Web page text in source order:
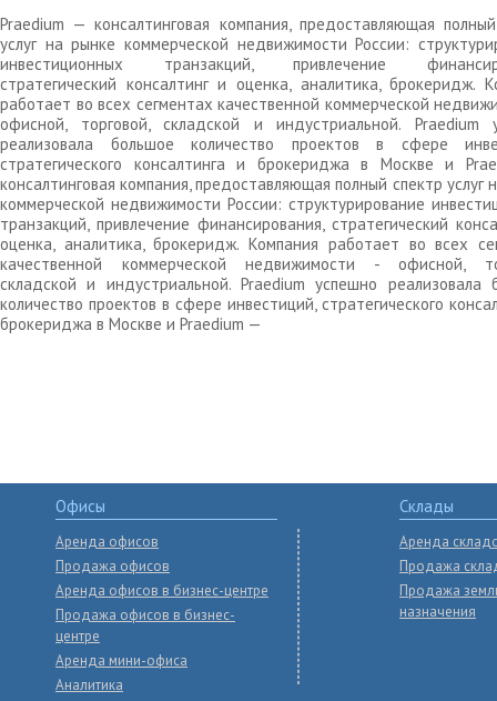
Praedium — консалтинговая компания, предоставляющая
услуг на рынке коммерческой недвижимости России:
инвестиционных транзакций, привлечение
стратегический консалтинг и оценка, аналитика, брокеридж.
работает во всех сегментах качественной коммерческой
офисной, торговой, складской и индустриальной. Praedium
реализовала большое количество проектов в сфере
стратегического консалтинга и брокериджа в Москве и
консалтинговая компания, предоставляющая полный спектр услуг
коммерческой недвижимости России: структурирование
транзакций, привлечение финансирования, стратегический
оценка, аналитика, брокеридж. Компания работает во всех
качественной коммерческой недвижимости - офисной,
складской и индустриальной. Praedium успешно реализовала
количество проектов в сфере инвестиций, стратегического
брокериджа в Москве и Praedium —
Офисы
Аренда офисов
Продажа офисов
Аренда офисов в бизнес-центре
Продажа офисов в бизнес-
центре
Аренда мини-офиса
Аналитика
Склады
Аренда
Продажа
Продажа
назначения